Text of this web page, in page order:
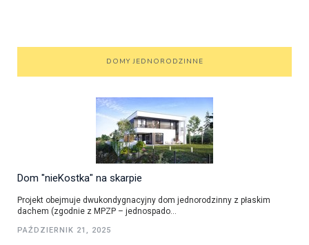
DOMY JEDNORODZINNE
Dom "nieKostka" na skarpie
Projekt obejmuje dwukondygnacyjny dom jednorodzinny z płaskim
dachem (zgodnie z MPZP – jednospado...
PAŹDZIERNIK 21, 2025